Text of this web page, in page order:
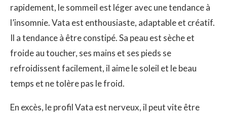
rapidement, le sommeil est léger avec une tendance à
l’insomnie. Vata est enthousiaste, adaptable et créatif.
Il a tendance à être constipé. Sa peau est sèche et
froide au toucher, ses mains et ses pieds se
refroidissent facilement, il aime le soleil et le beau
temps et ne tolère pas le froid.
En excès, le profil Vata est nerveux, il peut vite être